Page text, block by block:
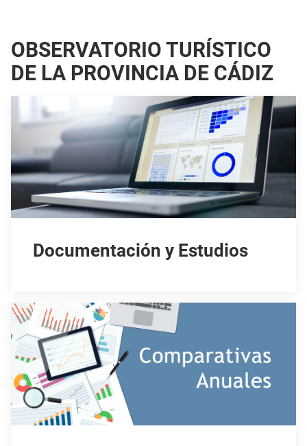
OBSERVATORIO TURÍSTICO
DE LA PROVINCIA DE CÁDIZ
Documentación y Estudios